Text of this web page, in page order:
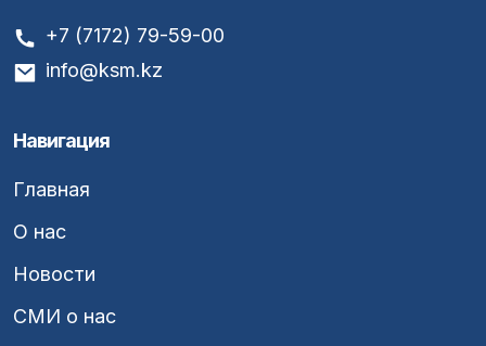
+7 (7172) 79-59-00
info@ksm.kz
Навигация
Главная
О нас
Новости
СМИ о нас